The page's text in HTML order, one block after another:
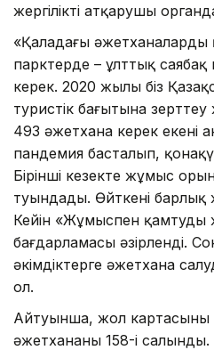
жергілікті атқарушы
«Қаладағы әжетханаларды
парктерде – ұлттық
керек. 2020 жылы біз
туристік бағытына зерттеу
493 әжетхана керек екені
пандемия басталып,
Бірінші кезекте жұмыс
туындады. Өйткені
Кейін «Жұмыспен
бағдарламасы әзірленді.
әкімдіктерге әжетхана
ол.
Айтуынша, жол
әжетхананың 158-і салынды.